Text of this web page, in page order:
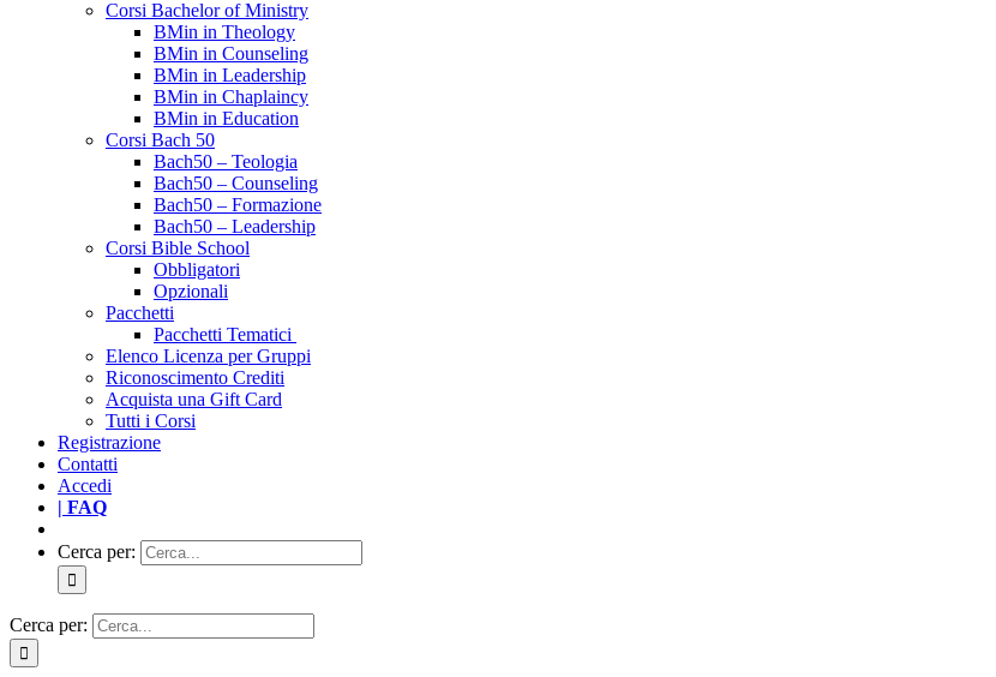
Corsi Bachelor of Ministry
BMin in Theology
BMin in Counseling
BMin in Leadership
BMin in Chaplaincy
BMin in Education
Corsi Bach 50
Bach50 – Teologia
Bach50 – Counseling
Bach50 – Formazione
Bach50 – Leadership
Corsi Bible School
Obbligatori
Opzionali
Pacchetti
Pacchetti Tematici
Elenco Licenza per Gruppi
Riconoscimento Crediti
Acquista una Gift Card
Tutti i Corsi
Registrazione
Contatti
Accedi
| FAQ
Cerca per:
Cerca per: